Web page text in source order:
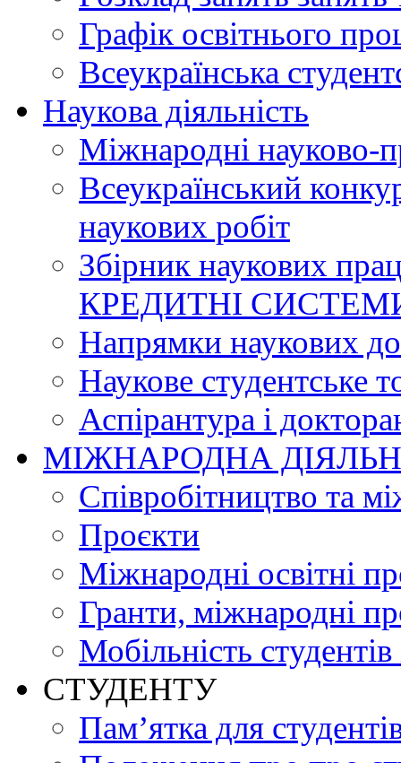
Графік освітнього
Всеукраїнська
Наукова діяльність
Міжнародні науково-
Всеукраїнський
наукових робіт
Збірник наукових
КРЕДИТНІ
Напрямки наукових
Наукове студентське
Аспірантура і
МІЖНАРОДНА
Співробітництво та
Проєкти
Міжнародні освітні
Гранти, міжнародні
Мобільність студентів
СТУДЕНТУ
Пам’ятка для